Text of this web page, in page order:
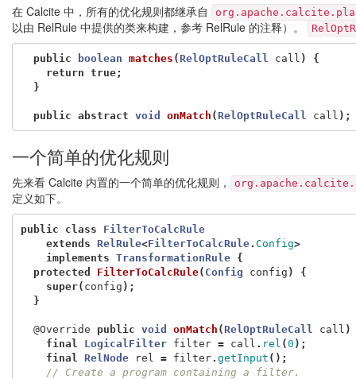
在 Calcite 中，所有的优化规则都继承自
以由 RelRule 中提供的类来构建，参考 RelRule 的注释）。
public boolean matches (RelOptRuleCall call )
{
return true;
}
public abstract void onMatch (RelOptRuleCall call );
一个简单的优化规则
先来看 Calcite 内置的一个简单的优化规则，
定义如下。
public class
FilterToCalcRule
extends RelRule<FilterToCalcRule. Config>
implements TransformationRule
{
protected
FilterToCalcRule( Config config )
{
super( config );
}
@Override public void onMatch (RelOptRuleCall call )
final
LogicalFilter filter = call . rel (0 );
final
RelNode rel = filter. getInput ();
// Create a program containing a filter.